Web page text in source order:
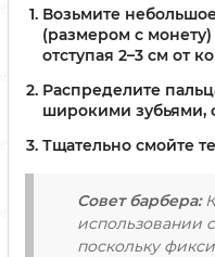
Возьмите
(размером с
отступая 2–3 см от
Распределите
широкими зубьями,
Тщательно смойте
Совет барбера:
использовании
поскольку